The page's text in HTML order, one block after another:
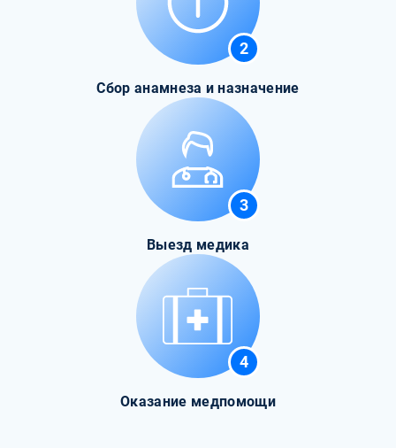
2
Сбор анамнеза и назначение
3
Выезд медика
4
Оказание медпомощи